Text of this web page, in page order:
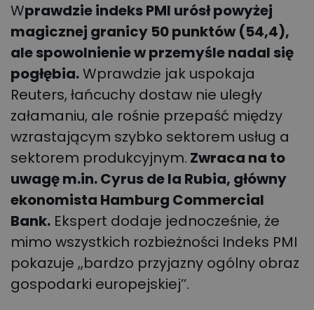
Wprawdzie indeks PMI urósł powyżej
magicznej granicy 50 punktów (54,4),
ale spowolnienie w przemyśle nadal się
pogłębia.Wprawdzie jak uspokaja
Reuters, łańcuchy dostaw nie uległy
załamaniu, ale rośnie przepaść między
wzrastającym szybko sektorem usług a
sektorem produkcyjnym. Zwraca na to
uwagę m.in.Cyrus de la Rubia, główny
ekonomista Hamburg Commercial
Bank. Ekspert dodaje jednocześnie, że
mimo wszystkich rozbieżności Indeks PMI
pokazuje ,,bardzo przyjazny ogólny obraz
gospodarki europejskiej’’.